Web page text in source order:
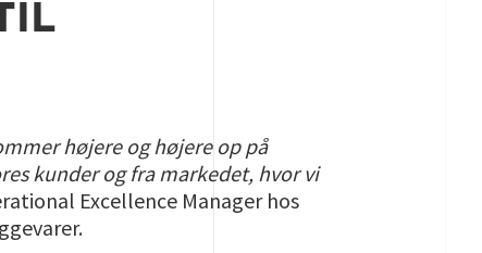
højere og højere op på
kunder og fra markedet, hvor vi
Excellence Manager hos